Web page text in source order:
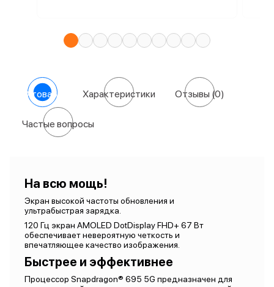
О товаре Характеристики Отзывы (0)
Частые вопросы
На всю мощь!
Экран высокой частоты обновления и
ультрабыстрая зарядка.
120 Гц экран AMOLED DotDisplay FHD+ 67 Вт
обеспечивает невероятную четкость и
впечатляющее качество изображения.
Быстрее и эффективнее
Процессор Snapdragon® 695 5G предназначен для